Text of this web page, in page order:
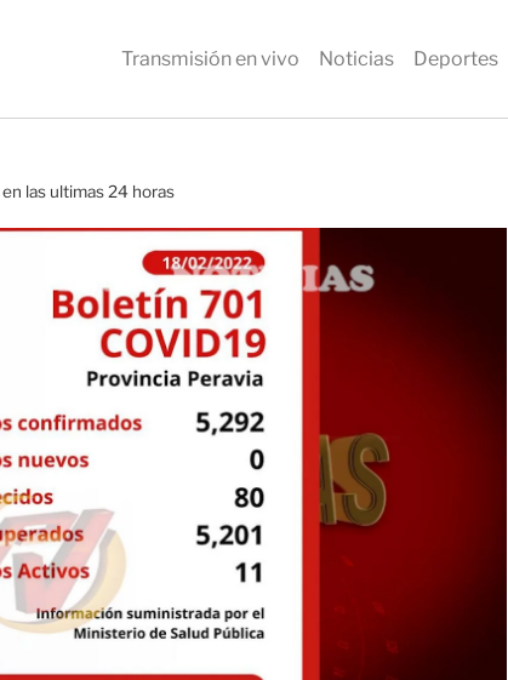
Transmisión en vivo Noticias Deportes
las ultimas 24 horas